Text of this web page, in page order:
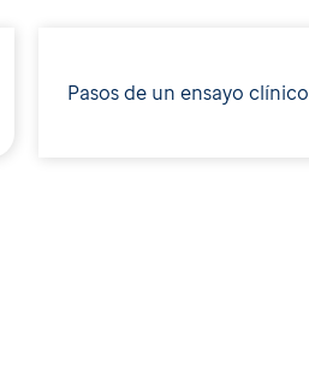
Pasos de un ensayo clínico